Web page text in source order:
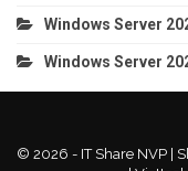
Windows Server
Windows Server
© 2026 - IT Share NVP |